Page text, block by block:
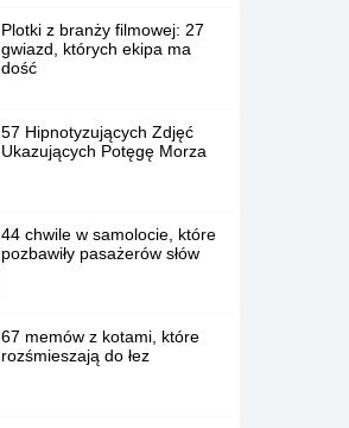
Plotki z branży filmowej: 27
gwiazd, których ekipa ma
dość
57 Hipnotyzujących Zdjęć
Ukazujących Potęgę Morza
44 chwile w samolocie, które
pozbawiły pasażerów słów
67 memów z kotami, które
rozśmieszają do łez